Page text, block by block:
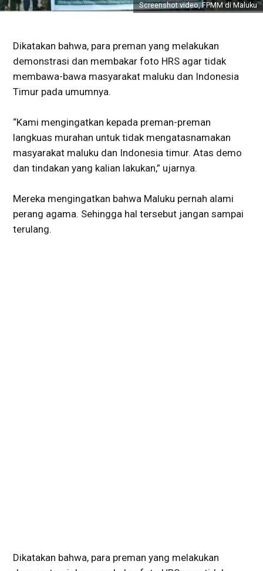
Screenshot video, FPMM di Maluku
Dikatakan bahwa, para preman yang melakukan
demonstrasi dan membakar foto HRS agar tidak
membawa-bawa masyarakat maluku dan Indonesia
Timur pada umumnya.
“Kami mengingatkan kepada preman-preman
langkuas murahan untuk tidak mengatasnamakan
masyarakat maluku dan Indonesia timur. Atas demo
dan tindakan yang kalian lakukan,” ujarnya.
Mereka mengingatkan bahwa Maluku pernah alami
perang agama. Sehingga hal tersebut jangan sampai
terulang.
Dikatakan bahwa, para preman yang melakukan